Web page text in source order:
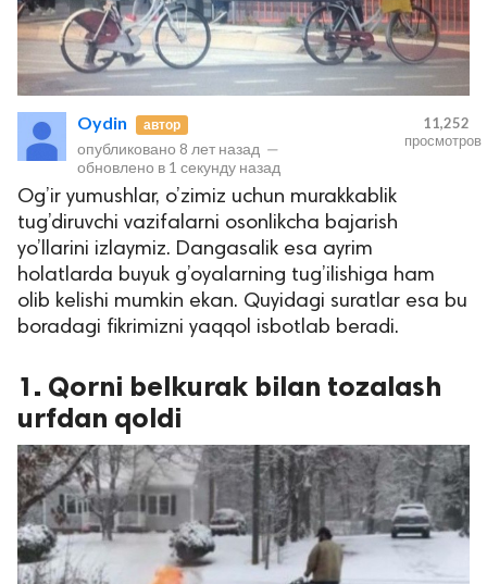
защищены.
Oydin автор
опубликовано 8 лет назад —
обновлено в 1 секунду назад
11,252
просмотров
Og’ir yumushlar, o’zimiz uchun murakkablik
tug’diruvchi vazifalarni osonlikcha bajarish
yo’llarini izlaymiz. Dangasalik esa ayrim
holatlarda buyuk g’oyalarning tug’ilishiga ham
olib kelishi mumkin ekan. Quyidagi suratlar esa bu
boradagi fikrimizni yaqqol isbotlab beradi.
1. Qorni belkurak bilan tozalash
urfdan qoldi